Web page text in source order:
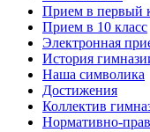
Прием в первый
Прием в 10 класс
Электронная
История
Наша символика
Достижения
Коллектив
Нормативно-